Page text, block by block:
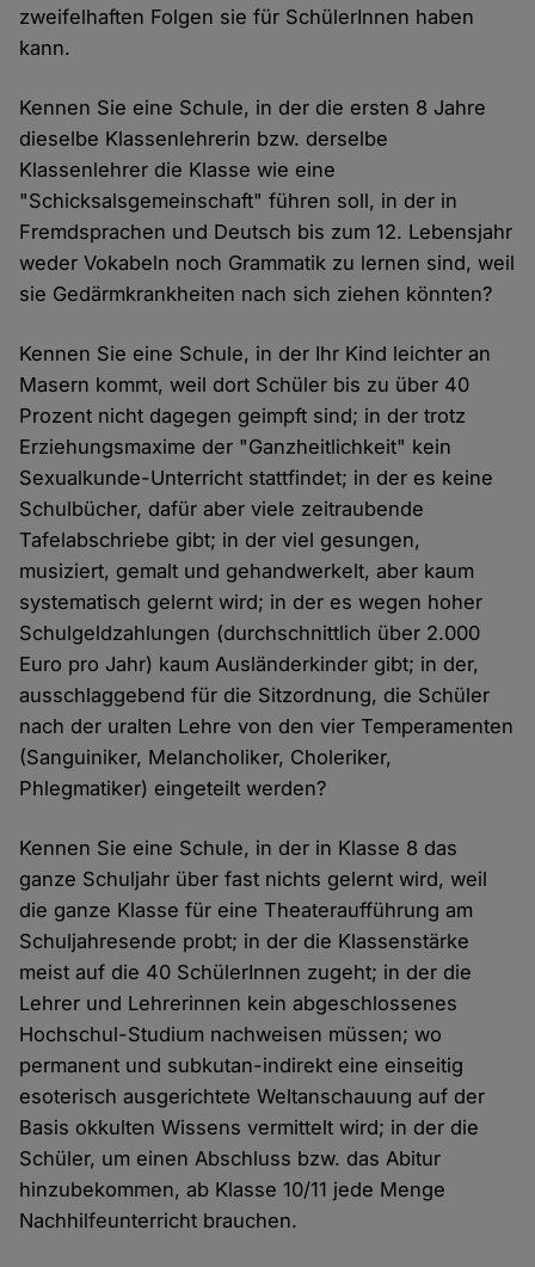
zweifelhaften Folgen sie für SchülerInnen haben
kann.
Kennen Sie eine Schule, in der die ersten 8 Jahre
dieselbe Klassenlehrerin bzw. derselbe
Klassenlehrer die Klasse wie eine
"Schicksalsgemeinschaft" führen soll, in der in
Fremdsprachen und Deutsch bis zum 12. Lebensjahr
weder Vokabeln noch Grammatik zu lernen sind, weil
sie Gedärmkrankheiten nach sich ziehen könnten?
Kennen Sie eine Schule, in der Ihr Kind leichter an
Masern kommt, weil dort Schüler bis zu über 40
Prozent nicht dagegen geimpft sind; in der trotz
Erziehungsmaxime der "Ganzheitlichkeit" kein
Sexualkunde-Unterricht stattfindet; in der es keine
Schulbücher, dafür aber viele zeitraubende
Tafelabschriebe gibt; in der viel gesungen,
musiziert, gemalt und gehandwerkelt, aber kaum
systematisch gelernt wird; in der es wegen hoher
Schulgeldzahlungen (durchschnittlich über 2.000
Euro pro Jahr) kaum Ausländerkinder gibt; in der,
ausschlaggebend für die Sitzordnung, die Schüler
nach der uralten Lehre von den vier Temperamenten
(Sanguiniker, Melancholiker, Choleriker,
Phlegmatiker) eingeteilt werden?
Kennen Sie eine Schule, in der in Klasse 8 das
ganze Schuljahr über fast nichts gelernt wird, weil
die ganze Klasse für eine Theateraufführung am
Schuljahresende probt; in der die Klassenstärke
meist auf die 40 SchülerInnen zugeht; in der die
Lehrer und Lehrerinnen kein abgeschlossenes
Hochschul-Studium nachweisen müssen; wo
permanent und subkutan-indirekt eine einseitig
esoterisch ausgerichtete Weltanschauung auf der
Basis okkulten Wissens vermittelt wird; in der die
Schüler, um einen Abschluss bzw. das Abitur
hinzubekommen, ab Klasse 10/11 jede Menge
Nachhilfeunterricht brauchen.